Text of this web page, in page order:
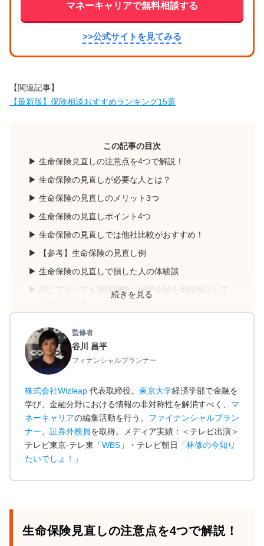
マネーキャリアで無料相談する
>>公式サイトを見てみる
【関連記事】
【最新版】保険相談おすすめランキング15選
この記事の目次
生命保険見直しの注意点を4つで解説！
生命保険の見直しが必要な人とは？
生命保険の見直しのメリット3つ
生命保険の見直しポイント4つ
生命保険の見直しでは他社比較がおすすめ！
【参考】生命保険の見直し例
生命保険の見直しで損した人の体験談
同じプランでも保障期間・保障金額を比較検討して
をする可能性がある
生命保険の見直しでよくある質問
【参考】生命保険の加入率と平均保険料
続きを見る
監修者
谷川 昌平
フィナンシャルプランナー
株式会社Wizleap 代表取締役。 東京大学経済学部で金融を
学び、金融分野における情報の非対称性を解消すべく、 マ
ネーキャリアの編集活動を行う。 ファイナンシャルプラン
ナー
証券外務員を取得。メディア実績：＜テレビ出演＞
テレビ東京-テレ東「WBS 」・テレビ朝日「林修の今知り
たいでしょ！
」
生命保険見直しの注意点を4つで解説！